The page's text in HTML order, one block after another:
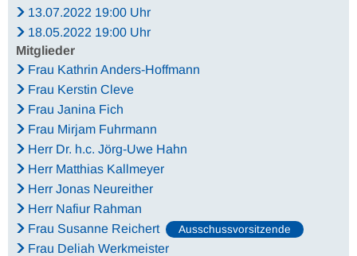
13.07.2022 19:00 Uhr
18.05.2022 19:00 Uhr
Mitglieder
Frau Kathrin Anders-Hoffmann
Frau Kerstin Cleve
Frau Janina Fich
Frau Mirjam Fuhrmann
Herr Dr. h.c. Jörg-Uwe Hahn
Herr Matthias Kallmeyer
Herr Jonas Neureither
Herr Nafiur Rahman
Frau Susanne Reichert
Ausschussvorsitzende
Frau Deliah Werkmeister